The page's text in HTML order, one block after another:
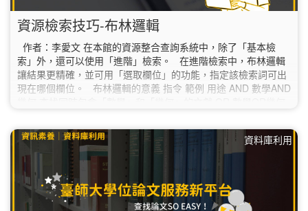
資源檢索技巧-布林邏輯
作者：李愛文 在本館的資源整合查詢系統中，除了「基本檢
索」外，還可以使用「進階」檢索。 在進階檢索中，布林邏輯
讓結果更精確，並可用「選取欄位」的功能，指定該檢索詞可出
現在哪個欄位。 布林邏輯的意義 指令 範例 用途 AND 數學AND
何 查找包含「數學」但不包含「幾何」的文獻 括號 (數學OR幾
何)AND(代數OR微積分)…
資料庫利用